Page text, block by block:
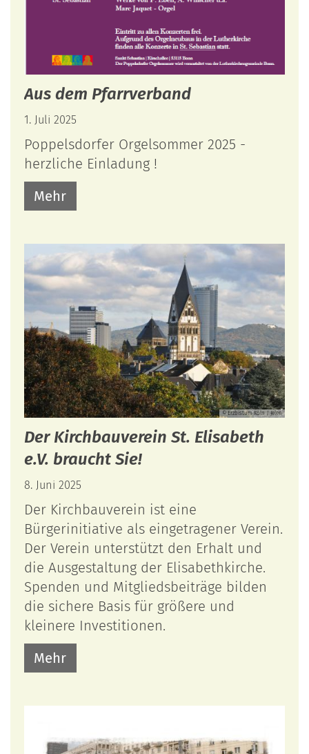
Aus dem Pfarrverband
1. Juli 2025
Poppelsdorfer Orgelsommer 2025 -
herzliche Einladung !
Mehr
© Erzbistum Köln / Jelen
Der Kirchbauverein St. Elisabeth
e.V. braucht Sie!
8. Juni 2025
Der Kirchbauverein ist eine
Bürgerinitiative als eingetragener Verein.
Der Verein unterstützt den Erhalt und
die Ausgestaltung der Elisabethkirche.
Spenden und Mitgliedsbeiträge bilden
die sichere Basis für größere und
kleinere Investitionen.
Mehr